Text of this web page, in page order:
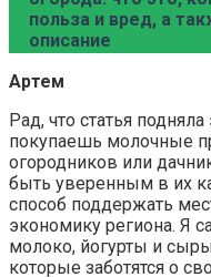
польза и вред, а
описание
Артем
Рад, что статья
покупаешь молочные
огородников или
быть уверенным в их
способ поддержать
экономику региона. Я
молоко, йогурты и
которые заботятся о